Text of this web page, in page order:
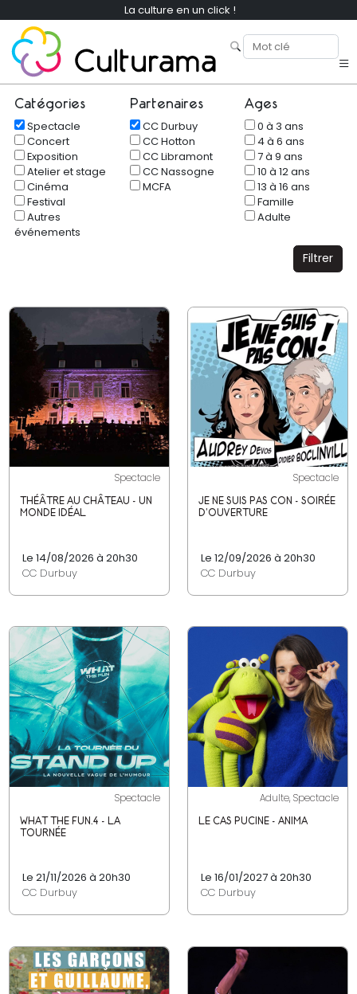
La culture en un click !
Catégories
Spectacle
Concert
Exposition
Atelier et stage
Cinéma
Festival
Autres
événements
Partenaires
CC Durbuy
CC Hotton
CC Libramont
CC Nassogne
MCFA
Ages
0 à 3 ans
4 à 6 ans
7 à 9 ans
10 à 12 ans
13 à 16 ans
Famille
Adulte
Filtrer
Spectacle
THÉÂTRE AU CHÂTEAU - UN
MONDE IDÉAL
Le 14/08/2026 à 20h30
CC Durbuy
Spectacle
JE NE SUIS PAS CON - SOIRÉE
D'OUVERTURE
Le 12/09/2026 à 20h30
CC Durbuy
Spectacle
WHAT THE FUN.4 - LA
TOURNÉE
Le 21/11/2026 à 20h30
CC Durbuy
Adulte, Spectacle
LE CAS PUCINE - ANIMA
Le 16/01/2027 à 20h30
CC Durbuy